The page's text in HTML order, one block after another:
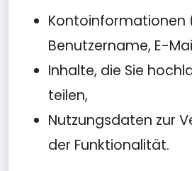
Kontoinformationen
Benutzername, E-
Inhalte, die Sie
teilen,
Nutzungsdaten zur
der Funktionalität.